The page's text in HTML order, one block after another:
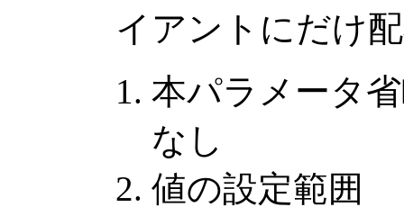
イアントにだけ
本パラメータ
なし
値の設定範囲